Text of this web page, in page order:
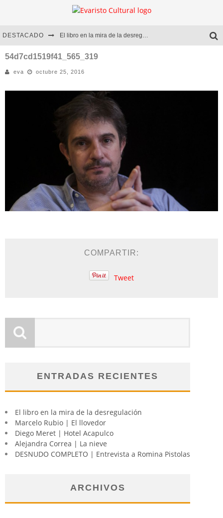
DESTACADO El libro en la mira de la desregulación
Marcelo Rubio | El llovedor
Diego Meret | Hotel Acapulco
Alejandra Correa | La nieve
54d7cd1519f41_565_319
eva octubre 25, 2016
COMPARTIR:
Tweet
ENTRADAS RECIENTES
El libro en la mira de la desregulación
Marcelo Rubio | El llovedor
Diego Meret | Hotel Acapulco
Alejandra Correa | La nieve
DESNUDO COMPLETO | Entrevista a Romina Pistolas
ARCHIVOS